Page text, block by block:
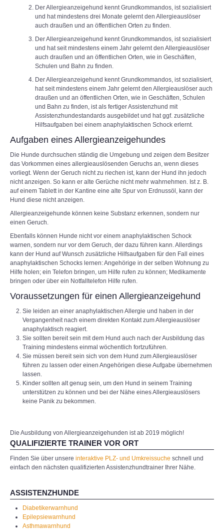
Der Allergieanzeigehund kennt Grundkommandos, ist sozialisiert
und hat mindestens drei Monate gelernt den Allergieauslöser
auch draußen und an öffentlichen Orten zu finden.
Der Allergieanzeigehund kennt Grundkommandos, ist sozialisiert
und hat seit mindestens einem Jahr gelernt den Allergieauslöser
auch draußen und an öffentlichen Orten, wie in Geschäften,
Schulen und Bahn zu finden.
Der Allergieanzeigehund kennt Grundkommandos, ist sozialisiert,
hat seit mindestens einem Jahr gelernt den Allergieauslöser auch
draußen und an öffentlichen Orten, wie in Geschäften, Schulen
und Bahn zu finden, ist als fertiger Assistenzhund mit
Assistenzhundestandards ausgebildet und hat ggf. zusätzliche
Hilfsaufgaben bei einem anaphylaktischen Schock erlernt.
Aufgaben eines Allergieanzeigehundes
Die Hunde durchsuchen ständig die Umgebung und zeigen dem Besitzer
das Vorkommen eines allergieauslösenden Geruchs an, wenn dieses
vorliegt. Wenn der Geruch nicht zu riechen ist, kann der Hund ihn jedoch
nicht anzeigen. So kann er alte Gerüche nicht mehr wahrnehmen. Ist z. B.
auf einem Tablett in der Kantine eine alte Spur von Erdnussöl, kann der
Hund diese nicht anzeigen.
Allergieanzeigehunde können keine Substanz erkennen, sondern nur
einen Geruch.
Ebenfalls können Hunde nicht vor einem anaphylaktischen Schock
warnen, sondern nur vor dem Geruch, der dazu führen kann. Allerdings
kann der Hund auf Wunsch zusätzliche Hilfsaufgaben für den Fall eines
anaphylaktischen Schocks lernen: Angehörige in der selben Wohnung zu
Hilfe holen; ein Telefon bringen, um Hilfe rufen zu können; Medikamente
bringen oder über ein Notfalltelefon Hilfe rufen.
Voraussetzungen für einen Allergieanzeigehund
Sie leiden an einer anaphylaktischen Allergie und haben in der
Vergangenheit nach einem direkten Kontakt zum Allergieauslöser
anaphylaktisch reagiert.
Sie sollten bereit sein mit dem Hund auch nach der Ausbildung das
Training mindestens einmal wöchentlich fortzuführen.
Sie müssen bereit sein sich von dem Hund zum Allergieauslöser
führen zu lassen oder einen Angehörigen diese Aufgabe übernehmen
lassen.
Kinder sollten alt genug sein, um den Hund in seinem Training
unterstützen zu können und bei der Nähe eines Allergieauslösers
keine Panik zu bekommen.
Die Ausbildung von Allergieanzeigehunden ist ab 2019 möglich!
QUALIFIZIERTE TRAINER VOR ORT
Finden Sie über unsere interaktive PLZ- und Umkreissuche schnell und
einfach den nächsten qualifizierten Assistenzhundtrainer Ihrer Nähe.
ASSISTENZHUNDE
Diabetikerwarnhund
Epilepsiewarnhund
Asthmawarnhund